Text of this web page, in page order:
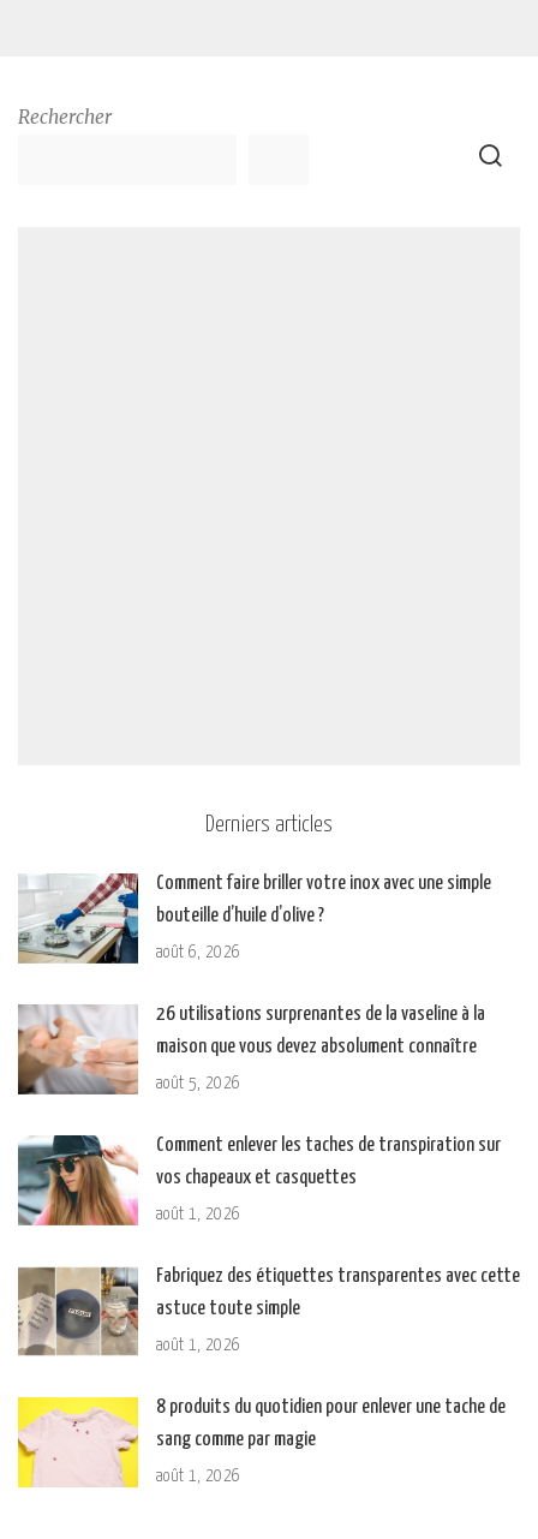
Rechercher
Derniers articles
Comment faire briller votre inox avec une simple
bouteille d’huile d’olive ?
août 6, 2026
26 utilisations surprenantes de la vaseline à la
maison que vous devez absolument connaître
août 5, 2026
Comment enlever les taches de transpiration sur
vos chapeaux et casquettes
août 1, 2026
Fabriquez des étiquettes transparentes avec cette
astuce toute simple
août 1, 2026
8 produits du quotidien pour enlever une tache de
sang comme par magie
août 1, 2026